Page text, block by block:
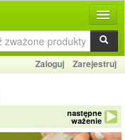
Zaloguj Zarejestruj
następne
ważenie